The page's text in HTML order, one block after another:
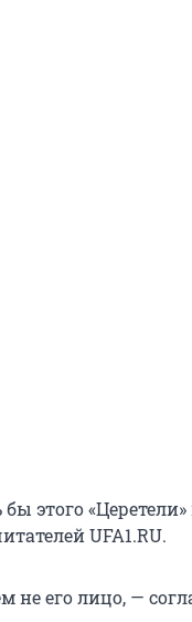
этого
UFA1.RU.
не его лицо, —